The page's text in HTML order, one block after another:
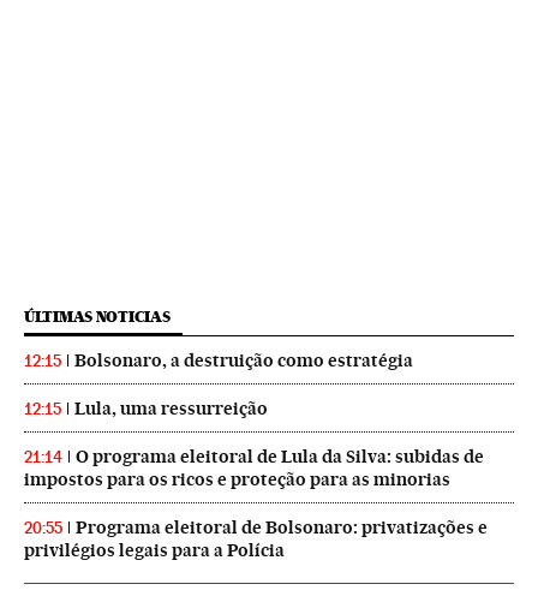
ÚLTIMAS NOTICIAS
12:15 Bolsonaro, a destruição como estratégia
12:15 Lula, uma ressurreição
21:14
O programa eleitoral de Lula da Silva: subidas de
impostos para os ricos e proteção para as minorias
20:55
Programa eleitoral de Bolsonaro: privatizações e
privilégios legais para a Polícia